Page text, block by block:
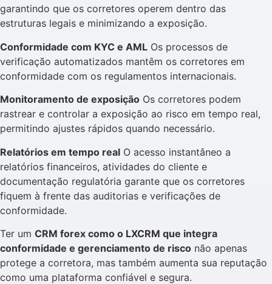
garantindo que os corretores operem dentro das
estruturas legais e minimizando a exposição.
Conformidade com KYC e AML Os processos de
verificação automatizados mantêm os corretores em
conformidade com os regulamentos internacionais.
Monitoramento de exposição Os corretores podem
rastrear e controlar a exposição ao risco em tempo real,
permitindo ajustes rápidos quando necessário.
Relatórios em tempo real O acesso instantâneo a
relatórios financeiros, atividades do cliente e
documentação regulatória garante que os corretores
fiquem à frente das auditorias e verificações de
conformidade.
Ter um CRM forex como o LXCRM que integra
conformidade e gerenciamento de risco não apenas
protege a corretora, mas também aumenta sua reputação
como uma plataforma confiável e segura.